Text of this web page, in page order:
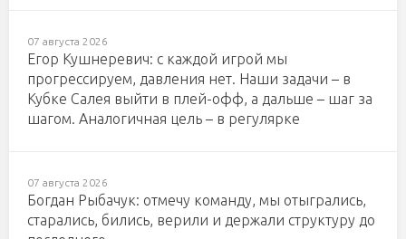
07 августа 2026
Егор Кушнеревич: с каждой игрой мы
прогрессируем, давления нет. Наши задачи – в
Кубке Салея выйти в плей-офф, а дальше – шаг за
шагом. Аналогичная цель – в регулярке
07 августа 2026
Богдан Рыбачук: отмечу команду, мы отыгрались,
старались, бились, верили и держали структуру до